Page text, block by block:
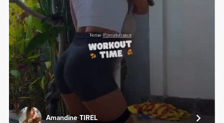
Amandine TIREL